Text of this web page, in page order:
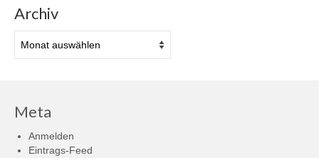
Archiv
Meta
Anmelden
Eintrags-Feed